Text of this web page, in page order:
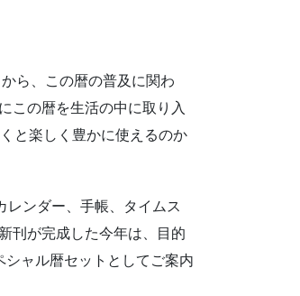
ら、この暦の普及に関わ
この暦を生活の中に取り入
と楽しく豊かに使えるのか
レンダー、手帳、タイムス
刊が完成した今年は、目的
ャル暦セットとしてご案内